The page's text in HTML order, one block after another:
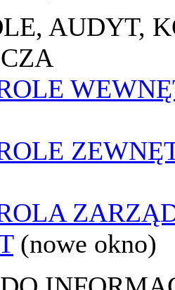
AUDYT,
(nowe okno)